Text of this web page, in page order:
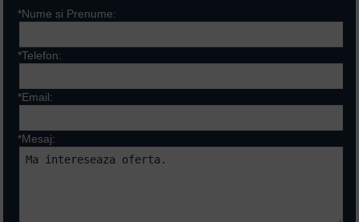
*Nume si Prenume:
*Telefon:
*Email:
*Mesaj: